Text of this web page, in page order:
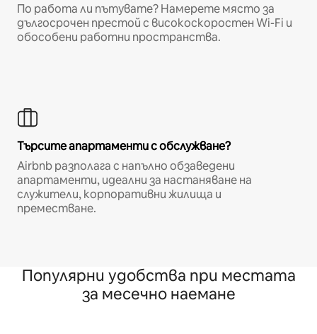
По работа ли пътувате? Намерете място за
дългосрочен престой с високоскоростен Wi-Fi и
обособени работни пространства.
Търсите апартаменти с обслужване?
Airbnb разполага с напълно обзаведени
апартаменти, идеални за настаняване на
служители, корпоративни жилища и
преместване.
Популярни удобства при местата
за месечно наемане